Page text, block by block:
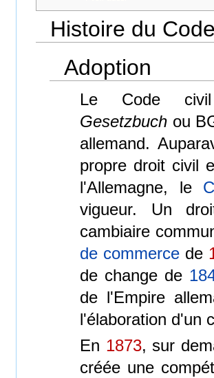
Histoire du
Adoption
Le Code
Gesetzbuch ou
allemand.
propre droit civil
l'Allemagne, le
vigueur. Un
cambiaire
de commerce de
de change de
de l'Empire
l'élaboration d'un
En 1873, sur
créée une